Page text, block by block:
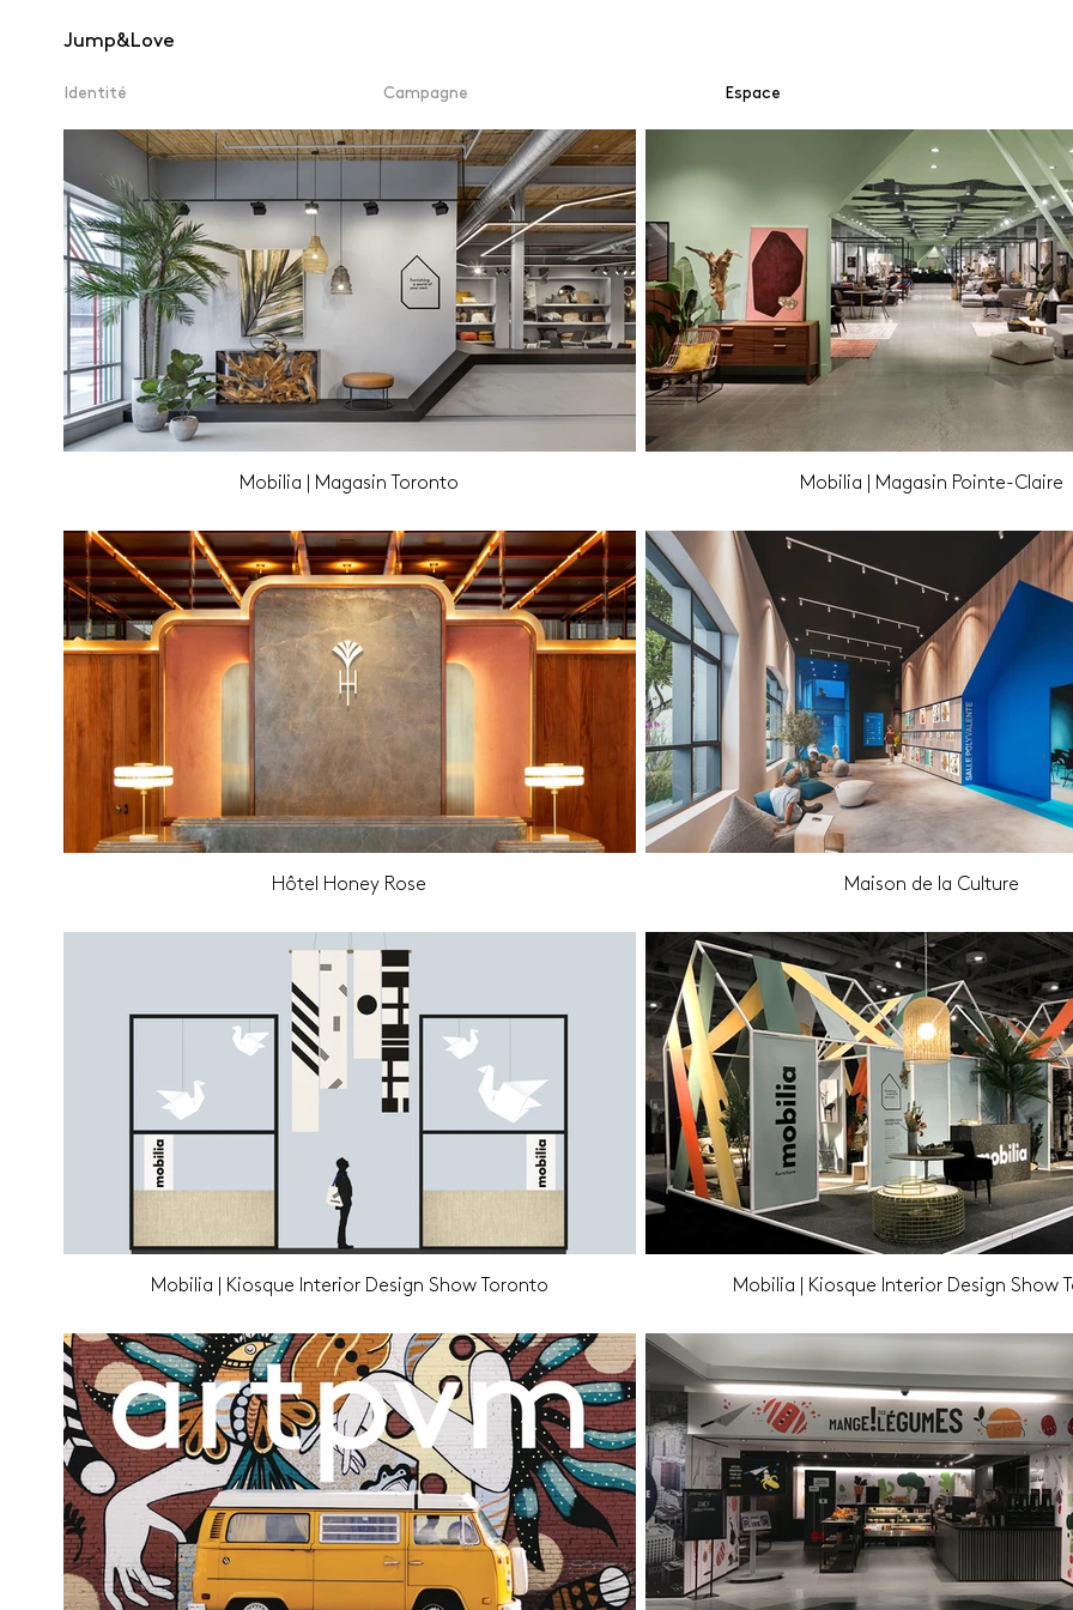
Jump&Love
Identité Campagne Espace
Mobilia | Magasin Toronto Mobilia | Magasin Pointe-Claire
Hôtel Honey Rose Maison de la Culture
Mobilia | Kiosque Interior Design Show Toronto Mobilia | Kiosque Interior Design Show